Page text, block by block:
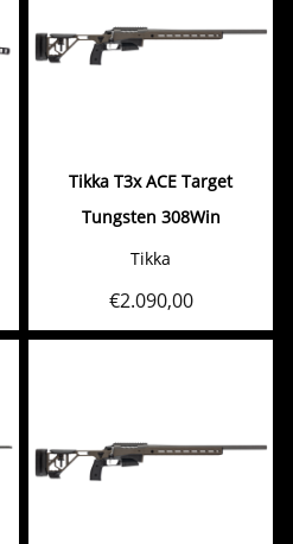
Tikka T3x ACE Target
Tungsten 308Win
Tikka
€2.090,00